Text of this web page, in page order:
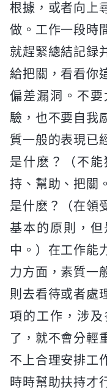
根據，或者向上
做。工作一段時
就趕緊總結記録
給把關，看看你
偏差漏洞。不
驗，也不要自我
質一般的表現已
是什麽？（不
持、幫助、把關
是什麽？（在領
基本的原則，
中。）在工作能
力方面，素質一
則去看待或者處
項的工作，涉及
了，就不會分輕
不上合理安排工
時時幫助扶持才